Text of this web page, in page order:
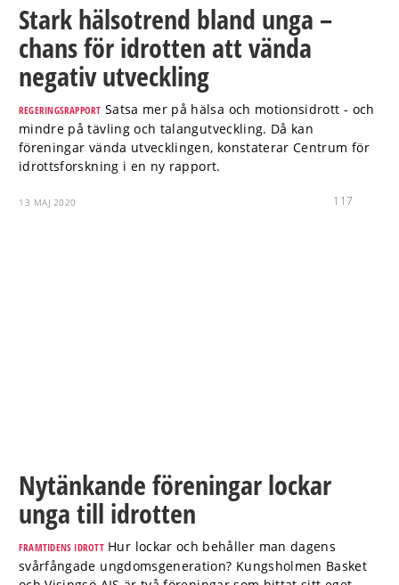
Stark hälsotrend bland unga –
chans för idrotten att vända
negativ utveckling
REGERINGSRAPPORT Satsa mer på hälsa och motionsidrott - och
mindre på tävling och talangutveckling. Då kan
föreningar vända utvecklingen, konstaterar Centrum för
idrottsforskning i en ny rapport.
13 MAJ 2020 117
Nytänkande föreningar lockar
unga till idrotten
FRAMTIDENS IDROTTHur lockar och behåller man dagens
svårfångade ungdomsgeneration? Kungsholmen Basket